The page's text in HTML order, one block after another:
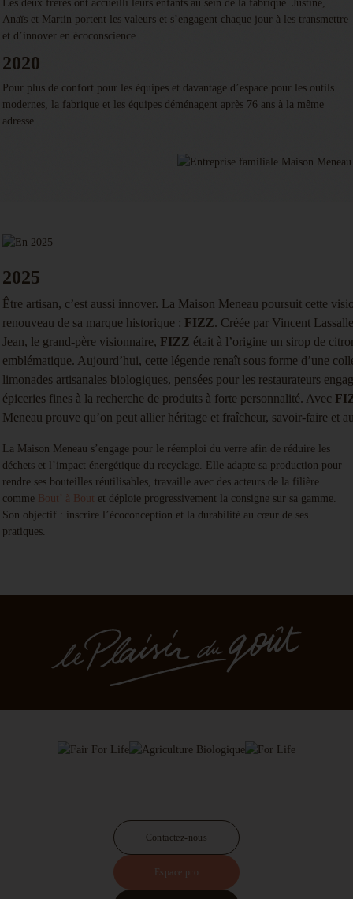
Les deux frères ont accueilli leurs enfants au sein de la fabrique. Justine,
Anaïs et Martin portent les valeurs et s’engagent chaque jour à les transmettre
et d’innover en écoconscience.
2020
Pour plus de confort pour les équipes et davantage d’espace pour les outils
modernes, la fabrique et les équipes déménagent après 76 ans à la même
adresse.
2025
Être artisan, c’est aussi innover. La Maison Meneau poursuit cette
renouveau de sa marque historique : FIZZ. Créée par Vincent
Jean, le grand-père visionnaire, FIZZ était à l’origine un sirop de
emblématique. Aujourd’hui, cette légende renaît sous forme d’une
limonades artisanales biologiques, pensées pour les restaurateurs
épiceries fines à la recherche de produits à forte personnalité. Avec
Meneau prouve qu’on peut allier héritage et fraîcheur, savoir-faire et
La Maison Meneau s’engage pour le réemploi du verre afin de réduire les
déchets et l’impact énergétique du recyclage. Elle adapte sa production pour
rendre ses bouteilles réutilisables, travaille avec des acteurs de la filière
comme Bout’ à Bout et déploie progressivement la consigne sur sa gamme.
Son objectif : inscrire l’écoconception et la durabilité au cœur de ses
pratiques.
Contactez-nous
Espace pro